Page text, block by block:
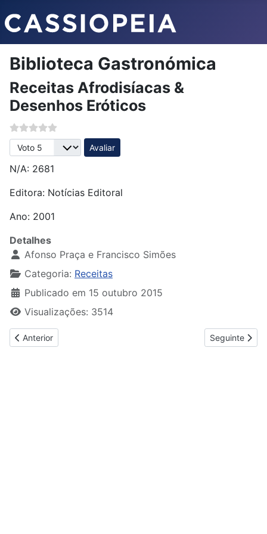
Biblioteca Gastronómica
Receitas Afrodisíacas &
Desenhos Eróticos
Avalie, por favor
N/A: 2681
Editora: Notícias Editoral
Ano: 2001
Detalhes
Afonso Praça e Francisco Simões
Categoria: Receitas
Publicado em 15 outubro 2015
Visualizações: 3514
Artigo anterior: Entre Tachos e Tabuleiros
Anterior Artigo
Seguinte